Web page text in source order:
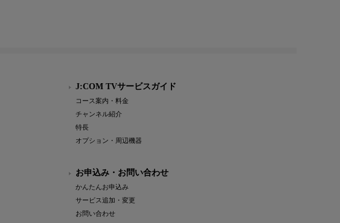
J:COM TVサービスガイド
コース案内・料金
チャンネル紹介
特長
オプション・周辺機器
お申込み・お問い合わせ
かんたんお申込み
サービス追加・変更
お問い合わせ